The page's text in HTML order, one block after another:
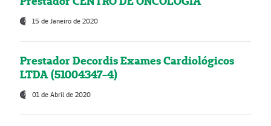
15 de Janeiro de 2020
Prestador Decordis Exames Cardiológicos
LTDA (51004347-4)
01 de Abril de 2020